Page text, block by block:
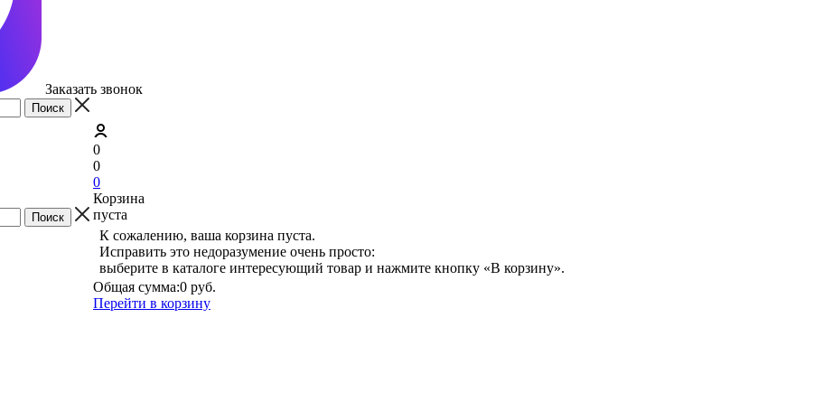
Заказать звонок
0
0
0
Корзина
пуста
К сожалению, ваша корзина пуста.
Исправить это недоразумение очень просто:
выберите в каталоге интересующий товар и нажмите кнопку «В корзину».
Общая сумма:0 руб.
Перейти в корзину